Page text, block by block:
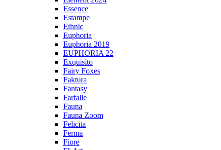
Essence
Estampe
Ethnic
Euphoria
Euphoria 2019
EUPHORIA 22
Exquisito
Fairy Foxes
Faktura
Fantasy
Farfalle
Fauna
Fauna Zoom
Felicita
Ferma
Fiore